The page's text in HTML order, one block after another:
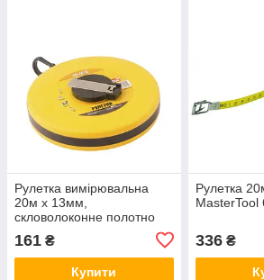
Рулетка вимірювальна
20м х 13мм,
скловолоконне полотно
161 ₴
Купити
Рулетка
MasterTool
336₴